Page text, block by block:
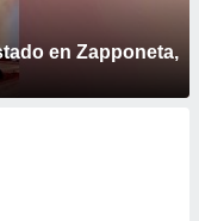
en Zapponeta,